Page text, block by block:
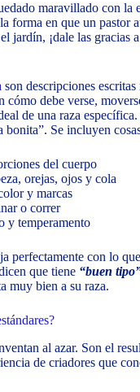
maravillado con la
forma en que un pastor
jardín, ¡dale las gracias
son descripciones
cómo debe verse,
de una raza
bonita”. Se incluyen
del cuerpo
orejas, ojos y cola
y marcas
o correr
y temperamento
perfectamente con lo
que tiene “buen
muy bien a su raza.
al azar. Son el
de criadores que